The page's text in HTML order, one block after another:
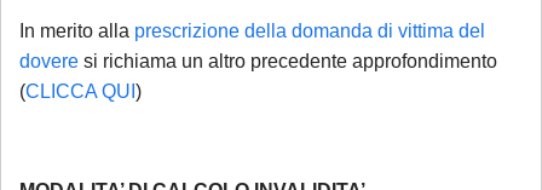
In merito alla prescrizione della domanda di vittima del
dovere si richiama un altro precedente approfondimento
(CLICCA QUI )
Sarà comunque garantita assistenza
urgente esclusivamente per le seguenti
casistiche